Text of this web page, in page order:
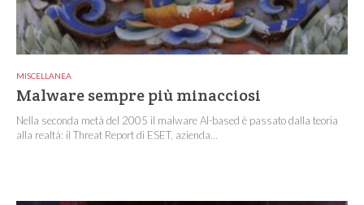
MISCELLANEA
Malware sempre più minacciosi
Nella seconda metà del 2005 il malware AI-based è passato dalla teoria
alla realtà: il Threat Report di ESET, azienda...